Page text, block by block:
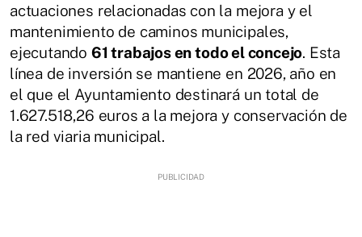
actuaciones relacionadas con la mejora y el
mantenimiento de caminos municipales,
ejecutando 61 trabajos en todo el concejo. Esta
línea de inversión se mantiene en 2026, año en
el que el Ayuntamiento destinará un total de
1.627.518,26 euros a la mejora y conservación de
la red viaria municipal.